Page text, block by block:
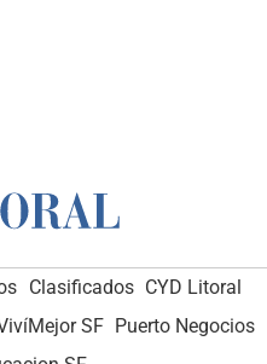
Clasificados CYD Litoral
SF Puerto Negocios